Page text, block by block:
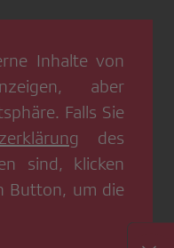
Inhalte von
aber
Falls Sie
des
sind, klicken
Button, um die